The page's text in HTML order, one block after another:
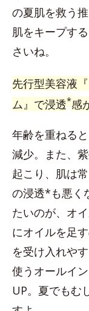
の夏肌を救う
肌をキープす
さいね。
先行型美容液
ム』で浸透*感
年齢を重ねる
減少。また、
起こり、肌は
の浸透*も悪く
たいのが、オ
にオイルを足
を受け入れや
使うオールイ
UP。夏でもむ